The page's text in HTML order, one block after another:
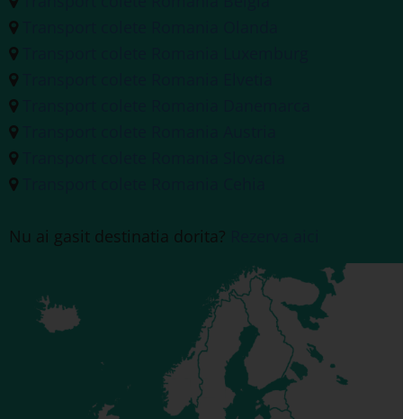
Nu ai gasit destinatia dorita?